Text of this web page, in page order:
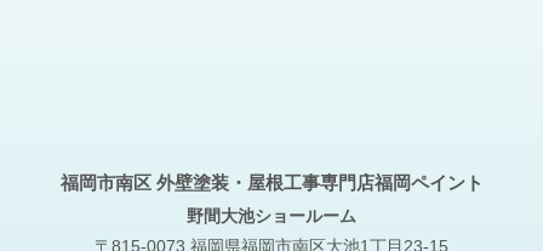
福岡営業本社
〒811-1364 福岡市南区中尾3-30-7